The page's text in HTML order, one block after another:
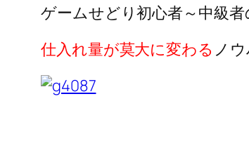
ゲームせどり初心者～中級者
仕入れ量が莫大に変わる ノ